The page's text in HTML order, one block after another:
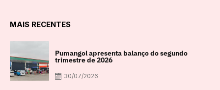
MAIS RECENTES
Pumangol apresenta balanço do segundo
trimestre de 2026
30/07/2026